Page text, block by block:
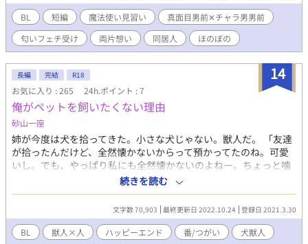
BL 短編 魔法使い見習い
真面目男前✕チャラ男男前
匂いフェチ受け
両片想い 同居人 ほのぼの
14
長編 完結 R18
お気に入り : 265 24h.ポイント : 7
俺がペットを飼いたくない理由
砂山一座
姉が今度は犬を拾ってきた。小さな犬じゃない。獣人だ。 「友達
が拾ったんだけど、全然懐かないからって預かってたのね。可愛
いし。でも、やっぱり私にも全然懐かないのよねー。ちょっと噛
みそうだし」 「俺は動物が好きなわけじゃないんだよ！」 獣人愛
護法によって拾った獣人は保護するか別の飼い主を探さなければ
ならない。 姉の拾った動物を押し付けられ気味のフランは、今度
はたらい回しにされていた犬獣人を押し付けられる。小さな狂犬
の世話を始めたフランの静かな生活は徐々に乱されていく。
続きを読む
文字数 70,903 最終更新日 2022.10.24 登録日 2021.3.30
BL 獣人×人 ハッピーエンド 番/つがい
犬獣人